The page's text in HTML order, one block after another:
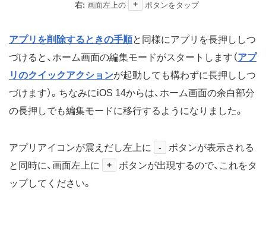
右: 画面左上の + ボタンをタップ
アプリを削除するときの手順と同様にアプリを長押ししつ
づけると、ホーム画面の編集モードがスタートします（アプ
リのクイックアクションが起動しても構わずに長押ししつ
づけます）。ちなみにiOS 14からは、ホーム画面の余白部分
の長押しでも編集モードに移行するようになりました。
アプリアイコンが震えだし左上に -
ボタンが表示される
と同時に、画面左上に
+
ボタンが出現するので、これをタ
ップしてください。